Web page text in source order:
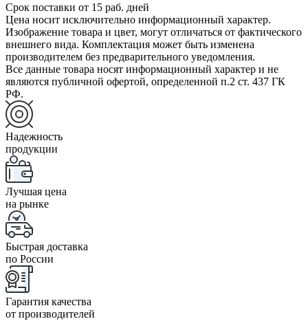
Срок поставки от 15 раб. дней
Цена носит исключительно информационный характер.
Изображение товара и цвет, могут отличаться от фактического
внешнего вида. Комплектация может быть изменена
производителем без предварительного уведомления.
Все данные товара носят информационный характер и не
являются публичной офертой, определенной п.2 ст. 437 ГК
РФ.
Надежность
продукции
Лучшая цена
на рынке
Быстрая доставка
по России
Гарантия качества
от производителей